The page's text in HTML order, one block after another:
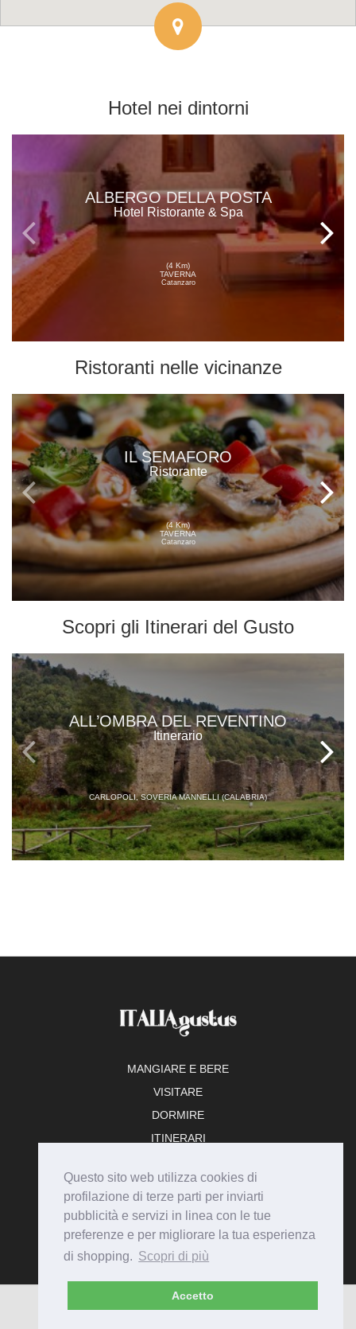
Questo sito web utilizza cookies di
profilazione di terze parti per inviarti
pubblicità e servizi in linea con le tue
preferenze e per migliorare la tua esperienza
di shopping. Scopri di più
Accetto
Hotel nei dintorni
ALBERGO DELLA POSTA
Hotel Ristorante & Spa
(4 Km)
TAVERNA
Catanzaro
Ristoranti nelle vicinanze
IL SEMAFORO
Ristorante
(4 Km)
TAVERNA
Catanzaro
Scopri gli Itinerari del Gusto
ALL’OMBRA DEL REVENTINO
Itinerario
CARLOPOLI, SOVERIA MANNELLI (CALABRIA)
MANGIARE E BERE
VISITARE
DORMIRE
ITINERARI
ADERISCI
© Italiagustus 2026 - Tutti i diritti riservati.